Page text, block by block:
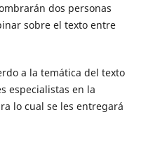
dos personas
sobre el texto entre
a la temática del texto
especialistas en la
lo cual se les entregará